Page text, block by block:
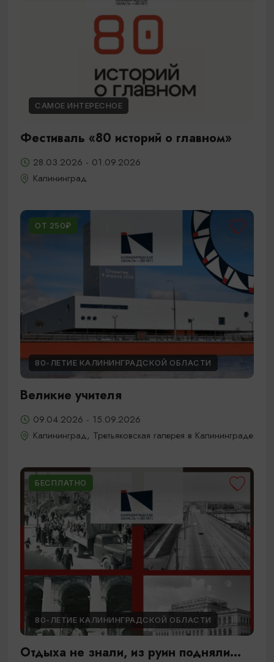
САМОЕ ИНТЕРЕСНОЕ
Фестиваль «80 историй о главном»
28.03.2026 - 01.09.2026
Калининград
ОТ 250₽
80-ЛЕТИЕ КАЛИНИНГРАДСКОЙ ОБЛАСТИ
Великие учителя
09.04.2026 - 15.09.2026
Калининград, Третьяковская галерея в Калининграде
БЕСПЛАТНО
80-ЛЕТИЕ КАЛИНИНГРАДСКОЙ ОБЛАСТИ
Отдыха не знали, из руин подняли...